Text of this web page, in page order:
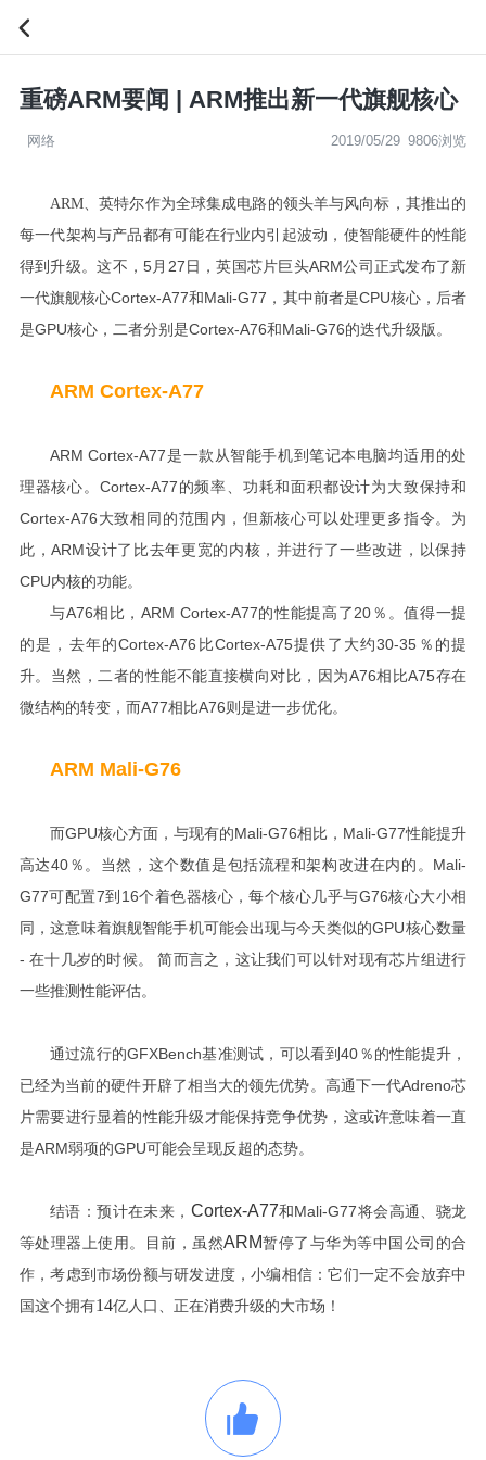
重磅ARM要闻 | ARM推出新一代旗舰核心
网络 9806浏览
2019/05/29
ARM、英特尔作为全球集成电路的领头羊与风向标，其推出的
每一代架构与产品都有可能在行业内引起波动，使智能硬件的性能
得到升级。这不，5月 27 日，英国 芯片巨头ARM公司 正式发布了新
一代旗舰核心Cortex-A77和 Mali-G77 ，其中前者是CPU核心，后者
是GPU核心， 二者分别是Cortex-A76和 Mali-G76的迭代升级版。
ARM Cortex-A77
ARM Cortex-A77是一款从智能手机到笔记本电脑均适用的处
理器核心。 Cortex-A77 的频率、功耗和面积都设计为大致保持和
Cortex-A76 大致相同的范围内，但新核心可以处理更多指令。为
此，ARM设计了比去年更宽的内核，并进行了一些改进，以保持
CPU内核的功能。
与A76相比，ARM Cortex-A77的性能提高了20 ％。值得一提
的是，去年的Cortex-A76 比Cortex-A75提供了大约30-35 ％的提
升。当然，二者的性能不能直接横向对比，因为A76相比A75存在
微结构的转变，而A77相比A76则是进一步优化。
ARM Mali-G76
而GPU核心方面，与现有的Mali-G76相比， Mali-G77性能提升
高达40 ％。当然，这个数值是包括流程和架构改进在内的。 Mali-
G77可配置7到 16个着色器核心，每个核心几乎与G76核心大小相
同，这意味着旗舰智能手机可能会出现与今天类似的GPU核心数量
-在十几岁的时候。 简而言之，这让我们可以针对现有芯片组进行
一些推测性能评估。
通过流行的GFXBench基准测试，可以看到40 ％的性能提升，
已经为当前的硬件开辟了相当大的领先优势。高通下一代Adreno芯
片需要进行显着的性能升级才能保持竞争优势，这或许意味着一直
是ARM弱项的GPU可能会呈现反超的态势。
结语 ：预计在未来 ， Cortex-A77和 Mali-G77将会 高通、 骁龙
等处理器上使用。 目前 ，虽然ARM暂停了 与华为等中国公司的合
作，考虑到市场份额与研发进度，小编相信：它们一定不会放弃中
国这个拥有14亿人口、正在消费升级的大市场！